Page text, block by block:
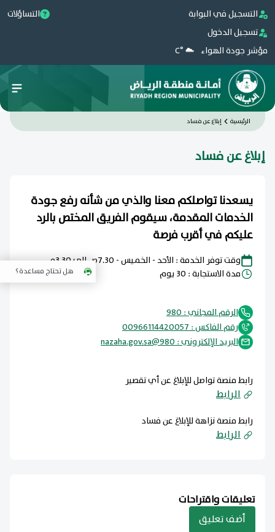
التسجيل في البوابة
تسجيل الدخول
مؤشر جودة الهواء
°C
التساؤلات
الرئيسية إبلاغ عن فساد
إبلاغ عن فساد
يسعدنا تواصلكم معنا والذي من شأنه رفع جودة
الخدمات المقدمة، سيقوم الفريق المختص بالرد
عليكم في أقرب فرصة
وقت توفر الخدمة : الأحد - الخميس - 7.30ص الى 3.30م
مدة الاستجابة : 30 يوم
الرقم المجاني : 980
رقم الفاكس : 00966114420057
البريد الإلكتروني : 980@nazaha.gov.sa
رابط منصة تواصل للإبلاغ عن أي تقصير
الرابط
رابط منصة نزاهة للإبلاغ عن فساد
الرابط
تعليقات واقتراحات
أضف تعليق
هل تحتاج مساعدة؟